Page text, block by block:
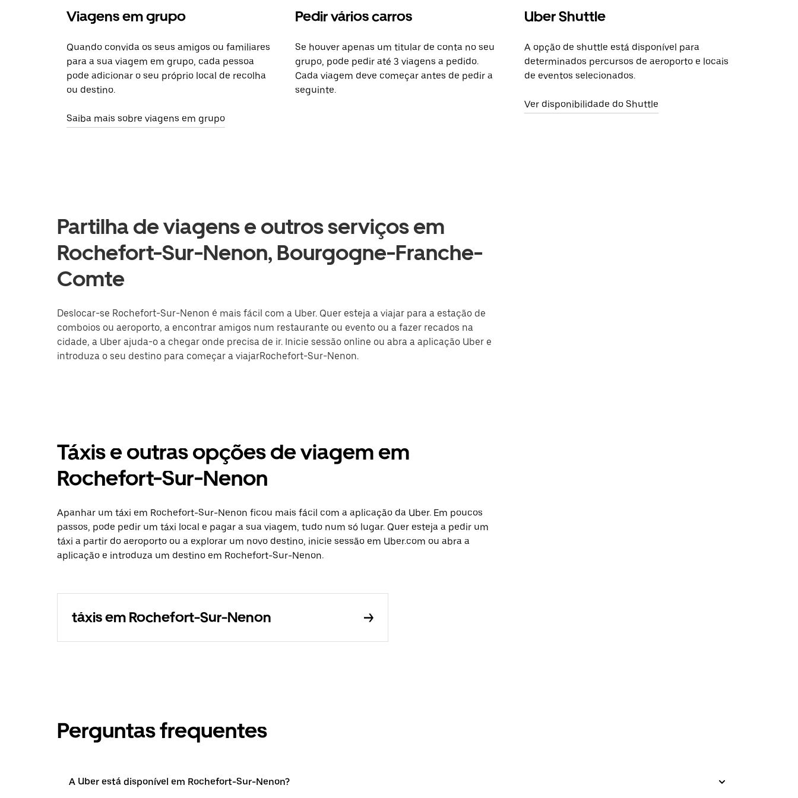
Viagens em grupo
Quando convida os seus amigos ou familiares
para a sua viagem em grupo, cada pessoa
pode adicionar o seu próprio local de recolha
ou destino.
Saiba mais sobre viagens em grupo
Pedir vários carros
Se houver apenas um titular de conta no seu
grupo, pode pedir até 3 viagens a pedido.
Cada viagem deve começar antes de pedir a
seguinte.
Uber Shuttle
A opção de shuttle está disponível para
determinados percursos de aeroporto e locais
de eventos selecionados.
Ver disponibilidade do Shuttle
Partilha de viagens e outros serviços em
Rochefort-Sur-Nenon, Bourgogne-Franche-
Comte
Deslocar-se Rochefort-Sur-Nenon é mais fácil com a Uber. Quer esteja a viajar para a estação de
comboios ou aeroporto, a encontrar amigos num restaurante ou evento ou a fazer recados na
cidade, a Uber ajuda-o a chegar onde precisa de ir. Inicie sessão online ou abra a aplicação Uber e
introduza o seu destino para começar a viajarRochefort-Sur-Nenon.
Táxis e outras opções de viagem em
Rochefort-Sur-Nenon
Apanhar um táxi em Rochefort-Sur-Nenon ficou mais fácil com a aplicação da Uber. Em poucos
passos, pode pedir um táxi local e pagar a sua viagem, tudo num só lugar. Quer esteja a pedir um
táxi a partir do aeroporto ou a explorar um novo destino, inicie sessão em Uber.com ou abra a
aplicação e introduza um destino em Rochefort-Sur-Nenon.
táxis em Rochefort-Sur-Nenon
Perguntas frequentes
A Uber está disponível em Rochefort-Sur-Nenon?